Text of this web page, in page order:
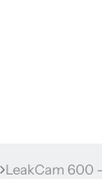
LeakCam 600